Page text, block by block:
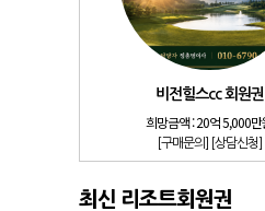
비전힐스cc 회원권
희망금액 :20억 5,000만
[구매문의] [상담신청]
최신 리조트회원권